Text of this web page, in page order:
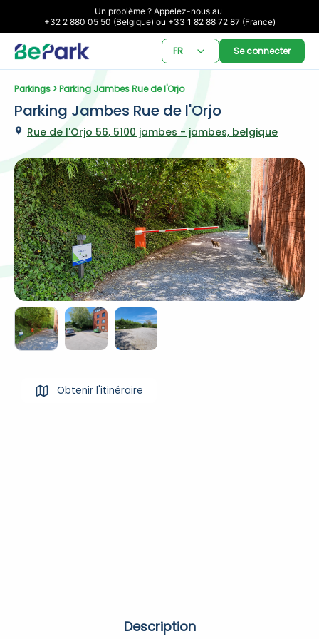
Un problème ? Appelez-nous au
+32 2 880 05 50 (Belgique) ou +33 1 82 88 72 87 (France)
FR Se connecter
Parkings > Parking Jambes Rue de l'Orjo
Parking Jambes Rue de l'Orjo
Rue de l'Orjo 56, 5100 jambes - jambes, belgique
Obtenir l'itinéraire
Description